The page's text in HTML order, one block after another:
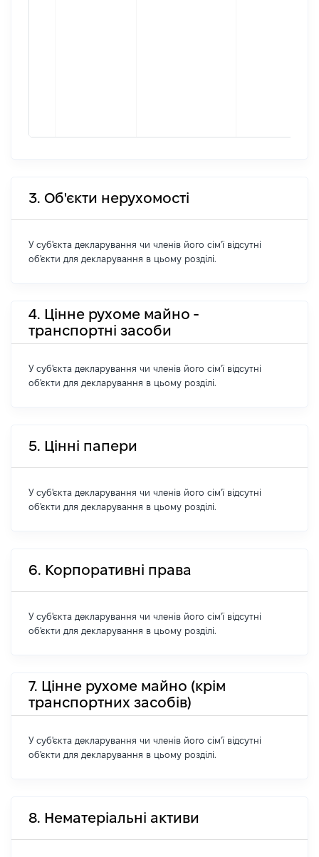
3. Об'єкти нерухомості
У суб'єкта декларування чи членів його сім'ї відсутні
об'єкти для декларування в цьому розділі.
4. Цінне рухоме майно -
транспортні засоби
У суб'єкта декларування чи членів його сім'ї відсутні
об'єкти для декларування в цьому розділі.
5. Цінні папери
У суб'єкта декларування чи членів його сім'ї відсутні
об'єкти для декларування в цьому розділі.
6. Корпоративні права
У суб'єкта декларування чи членів його сім'ї відсутні
об'єкти для декларування в цьому розділі.
7. Цінне рухоме майно (крім
транспортних засобів)
У суб'єкта декларування чи членів його сім'ї відсутні
об'єкти для декларування в цьому розділі.
8. Нематеріальні активи